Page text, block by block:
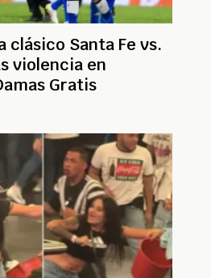
clásico Santa Fe vs.
violencia en
Gratis